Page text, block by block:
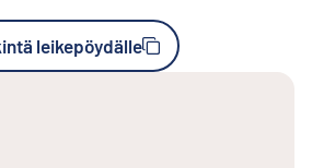
leikepöydälle